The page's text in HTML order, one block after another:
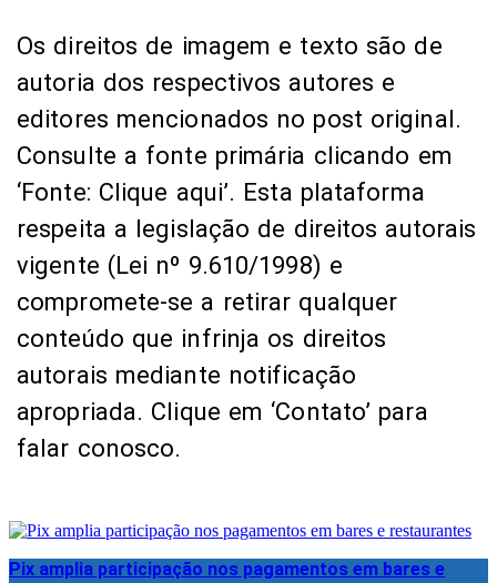
Os direitos de imagem e texto são de
autoria dos respectivos autores e
editores mencionados no post original.
Consulte a fonte primária clicando em
‘Fonte: Clique aqui’. Esta plataforma
respeita a legislação de direitos autorais
vigente (Lei nº 9.610/1998) e
compromete-se a retirar qualquer
conteúdo que infrinja os direitos
autorais mediante notificação
apropriada. Clique em ‘Contato’ para
falar conosco.
Pix amplia participação nos pagamentos em bares e